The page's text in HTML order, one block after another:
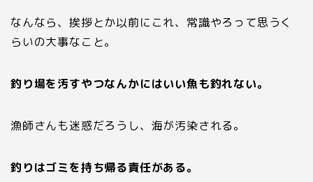
なんなら、挨拶とか以前にこれ、常識やろって思うく
らいの大事なこと。
釣り場を汚すやつなんかにはいい魚も釣れない。
漁師さんも迷惑だろうし、海が汚染される。
釣りはゴミを持ち帰る責任がある。